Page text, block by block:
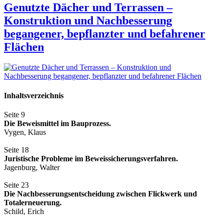
Genutzte Dächer und Terrassen –
Konstruktion und Nachbesserung
begangener, bepflanzter und befahrener
Flächen
Inhaltsverzeichnis
Seite 9
Die Beweismittel im Bauprozess.
Vygen, Klaus
Seite 18
Juristische Probleme im Beweissicherungsverfahren.
Jagenburg, Walter
Seite 23
Die Nachbesserungsentscheidung zwischen Flickwerk und
Totalerneuerung.
Schild, Erich